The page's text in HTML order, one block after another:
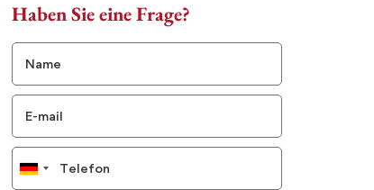
Haben Sie eine Frage?
Germany